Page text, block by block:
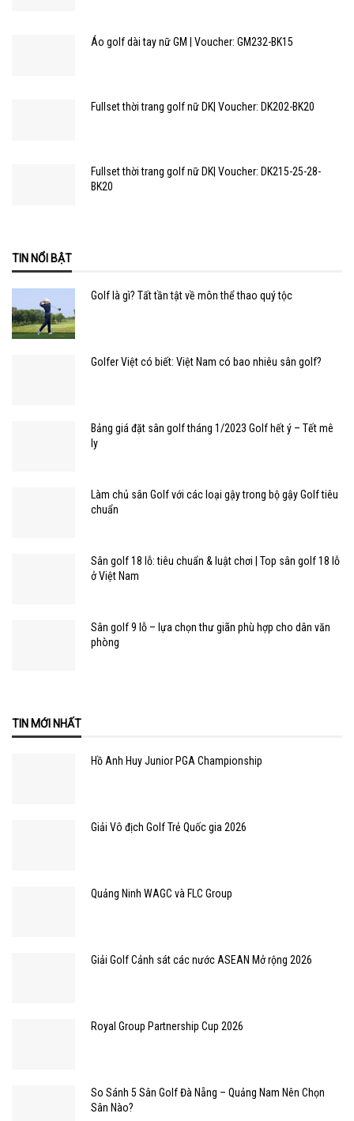
Áo golf dài tay nữ GM | Voucher: GM232-BK15
Fullset thời trang golf nữ DK| Voucher: DK202-BK20
Fullset thời trang golf nữ DK| Voucher: DK215-25-28-
BK20
TIN NỔI BẬT
Golf là gì? Tất tần tật về môn thể thao quý tộc
Golfer Việt có biết: Việt Nam có bao nhiêu sân golf?
Bảng giá đặt sân golf tháng 1/2023 Golf hết ý – Tết mê
ly
Làm chủ sân Golf với các loại gậy trong bộ gậy Golf tiêu
chuẩn
Sân golf 18 lỗ: tiêu chuẩn & luật chơi | Top sân golf 18 lỗ
ở Việt Nam
Sân golf 9 lỗ – lựa chọn thư giãn phù hợp cho dân văn
phòng
TIN MỚI NHẤT
Hồ Anh Huy Junior PGA Championship
Giải Vô địch Golf Trẻ Quốc gia 2026
Quảng Ninh WAGC và FLC Group
Giải Golf Cảnh sát các nước ASEAN Mở rộng 2026
Royal Group Partnership Cup 2026
So Sánh 5 Sân Golf Đà Nẵng – Quảng Nam Nên Chọn
Sân Nào?